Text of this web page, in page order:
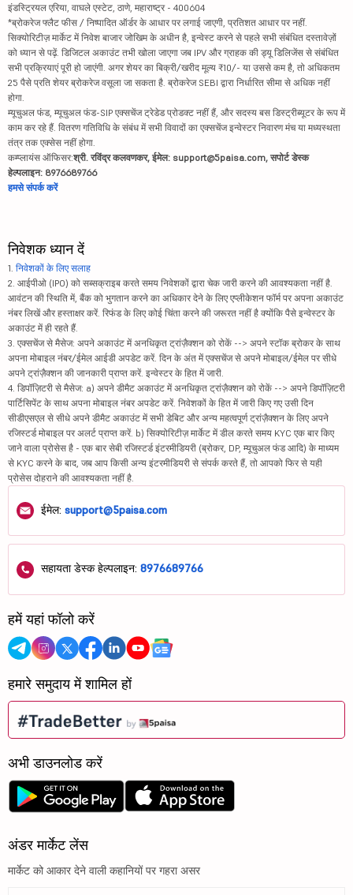
इंडस्ट्रियल एरिया, वाघले एस्टेट, ठाणे, महाराष्ट्र - 400604
*ब्रोकरेज फ्लैट फीस / निष्पादित ऑर्डर के आधार पर लगाई जाएगी, प्रतिशत आधार पर नहीं.
सिक्योरिटीज़ मार्केट में निवेश बाजार जोखिम के अधीन है, इन्वेस्ट करने से पहले सभी संबंधित दस्तावेज़ों
को ध्यान से पढ़ें. डिजिटल अकाउंट तभी खोला जाएगा जब IPV और ग्राहक की ड्यू डिलिजेंस से संबंधित
सभी प्रक्रियाएं पूरी हो जाएंगी. अगर शेयर का बिक्री/खरीद मूल्य ₹10/- या उससे कम है, तो अधिकतम
25 पैसे प्रति शेयर ब्रोकरेज वसूला जा सकता है. ब्रोकरेज SEBI द्वारा निर्धारित सीमा से अधिक नहीं
होगा.
म्यूचुअल फंड, म्यूचुअल फंड-SIP एक्सचेंज ट्रेडेड प्रोडक्ट नहीं हैं, और सदस्य बस डिस्ट्रीब्यूटर के रूप में
काम कर रहे हैं. वितरण गतिविधि के संबंध में सभी विवादों का एक्सचेंज इन्वेस्टर निवारण मंच या मध्यस्थता
तंत्र तक एक्सेस नहीं होगा.
कम्प्लायंस ऑफिसर:श्री. रविंद्र कलवणकर, ईमेल: support@5paisa.com, सपोर्ट डेस्क
हेल्पलाइन: 8976689766
हमसे संपर्क करें
निवेशक ध्यान दें
1. निवेशकों के लिए सलाह
2. आईपीओ (IPO) को सब्सक्राइब करते समय निवेशकों द्वारा चेक जारी करने की आवश्यकता नहीं है.
आवंटन की स्थिति में, बैंक को भुगतान करने का अधिकार देने के लिए एप्लीकेशन फॉर्म पर अपना अकाउंट
नंबर लिखें और हस्ताक्षर करें. रिफंड के लिए कोई चिंता करने की जरूरत नहीं है क्योंकि पैसे इन्वेस्टर के
अकाउंट में ही रहते हैं.
3. एक्सचेंज से मैसेज: अपने अकाउंट में अनधिकृत ट्रांज़ैक्शन को रोकें --> अपने स्टॉक ब्रोकर के साथ
अपना मोबाइल नंबर/ईमेल आईडी अपडेट करें. दिन के अंत में एक्सचेंज से अपने मोबाइल/ईमेल पर सीधे
अपने ट्रांज़ैक्शन की जानकारी प्राप्त करें. इन्वेस्टर के हित में जारी.
4. डिपॉज़िटरी से मैसेज: a) अपने डीमैट अकाउंट में अनधिकृत ट्रांज़ैक्शन को रोकें --> अपने डिपॉज़िटरी
पार्टिसिपेंट के साथ अपना मोबाइल नंबर अपडेट करें. निवेशकों के हित में जारी किए गए उसी दिन
सीडीएसएल से सीधे अपने डीमैट अकाउंट में सभी डेबिट और अन्य महत्वपूर्ण ट्रांज़ैक्शन के लिए अपने
रजिस्टर्ड मोबाइल पर अलर्ट प्राप्त करें. b) सिक्योरिटीज़ मार्केट में डील करते समय KYC एक बार किए
जाने वाला प्रोसेस है - एक बार सेबी रजिस्टर्ड इंटरमीडियरी (ब्रोकर, DP, म्यूचुअल फंड आदि) के माध्यम
से KYC करने के बाद, जब आप किसी अन्य इंटरमीडियरी से संपर्क करते हैं, तो आपको फिर से यही
प्रोसेस दोहराने की आवश्यकता नहीं है.
ईमेल: support@5paisa.com
सहायता डेस्क हेल्पलाइन: 8976689766
हमें यहां फॉलो करें
हमारे समुदाय में शामिल हों
अभी डाउनलोड करें
अंडर मार्केट लेंस
मार्केट को आकार देने वाली कहानियों पर गहरा असर